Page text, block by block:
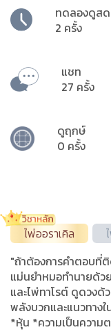
ทดลองดูสด
2 ครั้ง
แชท
27 ครั้ง
ดูฤกษ์
0 ครั้ง
ไพ่ออราเคิล
"ถ้าต้องการคำตอบที่
แม่นยำหมอทำนายด้ว
และไพ่ทาโรต์ ดูดวง
พลังบวกและแนวทาง
*หุ้น *ความเป็นความ